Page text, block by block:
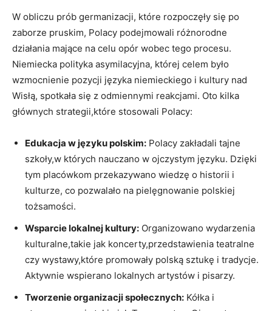
W obliczu prób germanizacji, które rozpoczęły się po
zaborze pruskim, Polacy podejmowali różnorodne
działania mające na celu⁣ opór wobec ⁣tego⁤ procesu.
Niemiecka polityka asymilacyjna, której celem⁣ było
wzmocnienie pozycji języka niemieckiego i kultury nad
Wisłą, spotkała się z odmiennymi reakcjami. Oto kilka
⁢głównych strategii,które stosowali Polacy:
Edukacja w języku polskim: Polacy zakładali tajne
szkoły,w których nauczano w ojczystym⁢ języku. Dzięki
tym placówkom przekazywano wiedzę o historii i
kulturze, co ⁤pozwalało na pielęgnowanie polskiej
tożsamości.
Wsparcie lokalnej kultury: Organizowano ⁣wydarzenia
kulturalne,takie jak koncerty,przedstawienia teatralne
czy wystawy,które promowały polską sztukę i tradycje.
Aktywnie wspierano lokalnych artystów i pisarzy.
Tworzenie organizacji społecznych: Kółka i